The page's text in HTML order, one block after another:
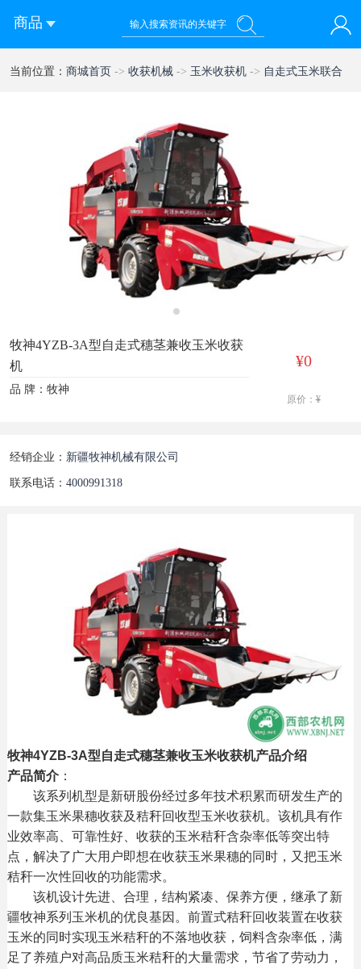
商品
您好！欢迎来到西部农机网
当前位置： 商城首页 -> 收获机械 -> 玉米收获机 -> 自走式玉米联合
牧神4YZB-3A型自走式穗茎兼收玉米收获
机
品 牌：牧神
¥0
原价：¥
经销企业： 新疆牧神机械有限公司
联系电话： 4000991318
牧神4YZB-3A型自走式穗茎兼收玉米收获机产品介绍
产品简介：
该系列机型是新研股份经过多年技术积累而研发生产的
一款集玉米果穗收获及秸秆回收型玉米收获机。该机具有作
业效率高、可靠性好、收获的玉米秸秆含杂率低等突出特
点，解决了广大用户即想在收获玉米果穗的同时，又把玉米
秸秆一次性回收的功能需求。
该机设计先进、合理，结构紧凑、保养方便，继承了新
疆牧神系列玉米机的优良基因。前置式秸秆回收装置在收获
玉米的同时实现玉米秸秆的不落地收获，饲料含杂率低，满
足了养殖户对高品质玉米秸秆的大量需求，节省了劳动力，